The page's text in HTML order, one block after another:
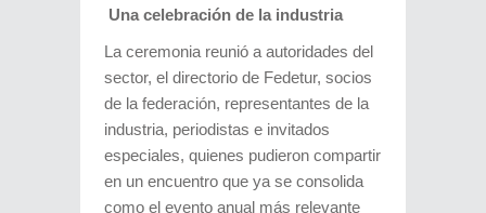
Una celebración de la industria
La ceremonia reunió a autoridades del
sector, el directorio de Fedetur, socios
de la federación, representantes de la
industria, periodistas e invitados
especiales, quienes pudieron compartir
en un encuentro que ya se consolida
como el evento anual más relevante